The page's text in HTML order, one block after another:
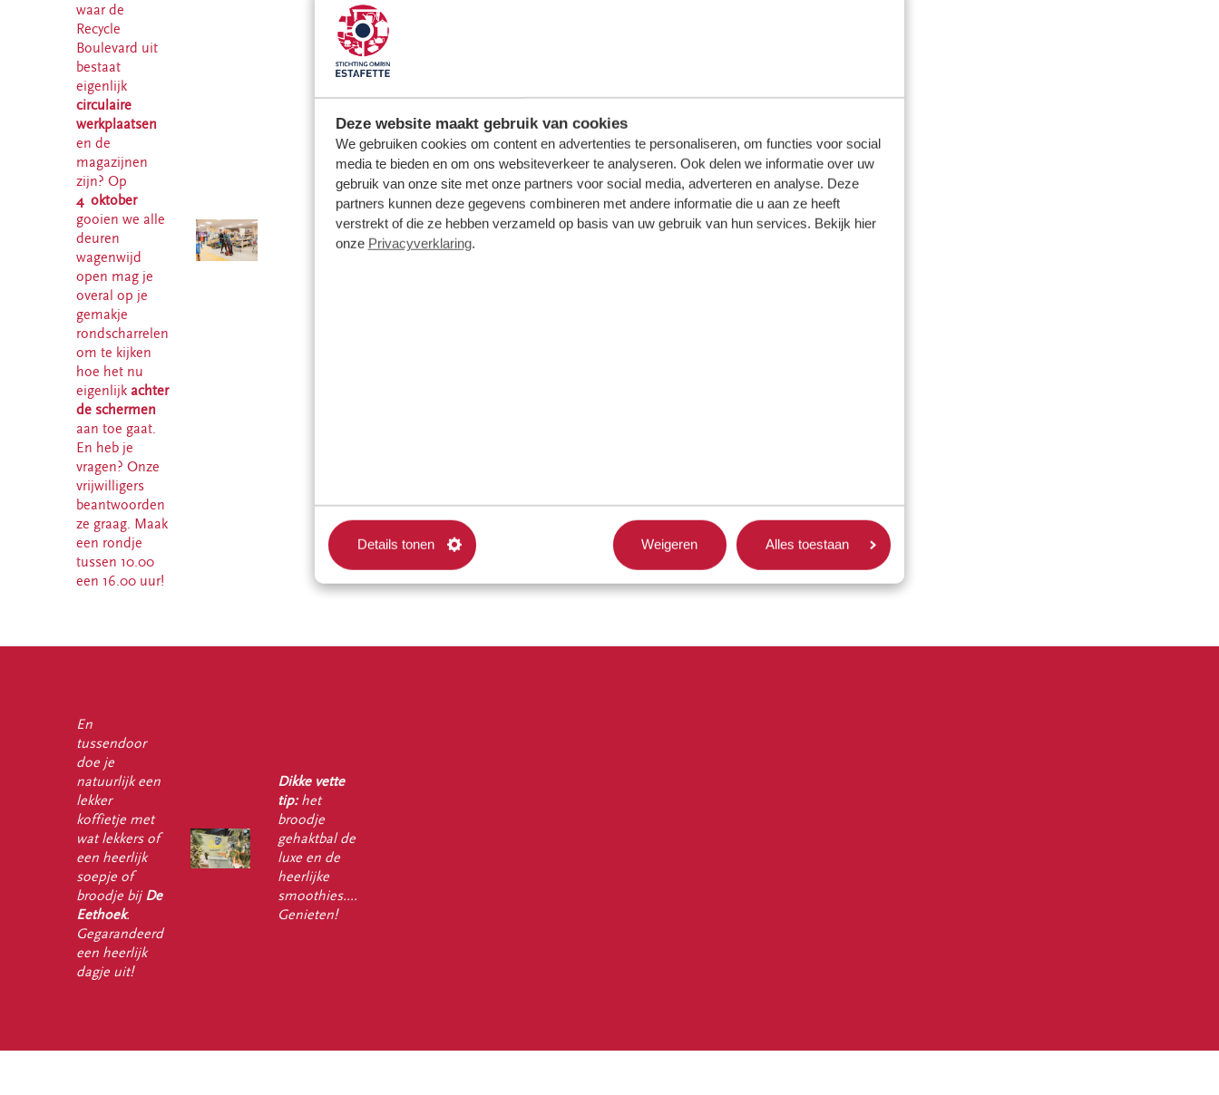
Deze website maakt gebruik van cookies
We gebruiken cookies om content en advertenties te personaliseren, om functies voor social
media te bieden en om ons websiteverkeer te analyseren. Ook delen we informatie over uw
gebruik van onze site met onze partners voor social media, adverteren en analyse. Deze
partners kunnen deze gegevens combineren met andere informatie die u aan ze heeft
verstrekt of die ze hebben verzameld op basis van uw gebruik van hun services. Bekijk hier
onze Privacyverklaring.
Details tonen Weigeren Alles toestaan
waar de
Recycle
Boulevard uit
bestaat
eigenlijk
circulaire
werkplaatsen
en de
magazijnen
zijn? Op
4 oktober
gooien we alle
deuren
wagenwijd
open mag je
overal op je
gemakje
rondscharrelen
om te kijken
hoe het nu
eigenlijk achter
de schermen
aan toe gaat.
En heb je
vragen? Onze
vrijwilligers
beantwoorden
ze graag. Maak
een rondje
tussen 10.00
een 16.00 uur!
En
tussendoor
doe je
natuurlijk een
lekker
koffietje met
wat lekkers of
een heerlijk
soepje of
broodje bij De
Eethoek.
Gegarandeerd
een heerlijk
dagje uit!
Dikke vette
tip:het
broodje
gehaktbal de
luxe en de
heerlijke
smoothies....
Genieten!